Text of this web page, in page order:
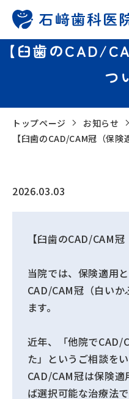
【臼歯のCAD/
つ
トップページ
お知らせ
【臼歯のCAD/CAM冠（保険
2026.03.03
【臼歯のCAD/CAM
当院では、保険適用
CAD/CAM冠（白い
ます。
近年、「他院でCAD/
た」というご相談を
CAD/CAM冠は保険
ば選択可能な治療法で